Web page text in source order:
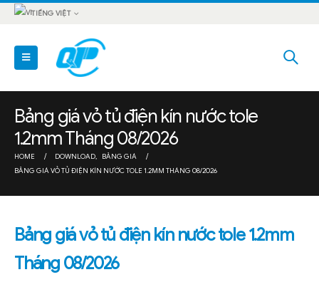
TIẾNG VIỆT
Bảng giá vỏ tủ điện kín nước tole
1.2mm Tháng 08/2026
HOME DOWNLOAD,
BẢNG GIÁ
BẢNG GIÁ VỎ TỦ ĐIỆN KÍN NƯỚC TOLE 1.2MM THÁNG 08/2026
Bảng giá vỏ tủ điện kín nước tole 1.2mm
Tháng 08/2026